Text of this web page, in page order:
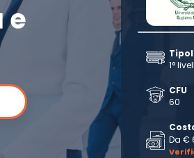
e
1°
CFU
60
Da €